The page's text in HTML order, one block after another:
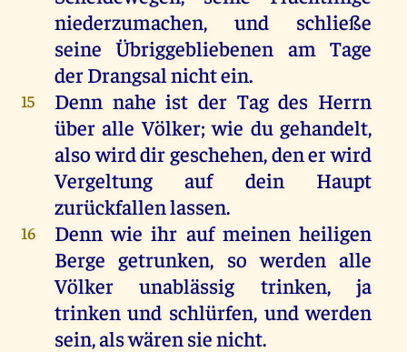
niederzumachen, und schließe
seine Übriggebliebenen am Tage
der Drangsal nicht ein.
15
Denn nahe ist der Tag des Herrn
über alle Völker; wie du gehandelt,
also wird dir geschehen, den er wird
Vergeltung auf dein Haupt
zurückfallen lassen.
16
Denn wie ihr auf meinen heiligen
Berge getrunken, so werden alle
Völker unablässig trinken, ja
trinken und schlürfen, und werden
sein, als wären sie nicht.